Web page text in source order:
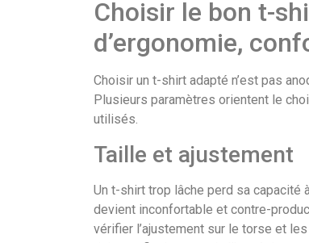
Choisir le bon t-
d’ergonomie,
Choisir un t-shirt adapté n’est pas
Plusieurs paramètres orientent le
utilisés.
Taille et ajustement
Un t-shirt trop lâche perd sa capacité
devient inconfortable et contre-
vérifier l’ajustement sur le torse et